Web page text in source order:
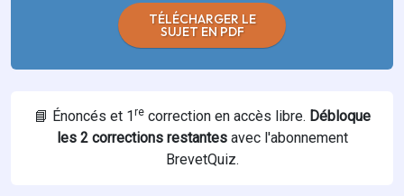
TÉLÉCHARGER LE
SUJET EN PDF
📘 Énoncés et 1 recorrection en accès libre. Débloque
les 2corrections restantes avec l'abonnement
BrevetQuiz.